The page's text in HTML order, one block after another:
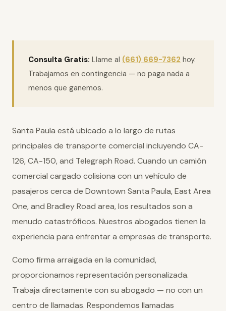
Consulta Gratis: Llame al (661) 669-7362 hoy.
Trabajamos en contingencia — no paga nada a
menos que ganemos.
Santa Paula está ubicado a lo largo de rutas
principales de transporte comercial incluyendo CA-
126, CA-150, and Telegraph Road. Cuando un camión
comercial cargado colisiona con un vehículo de
pasajeros cerca de Downtown Santa Paula, East Area
One, and Bradley Road area, los resultados son a
menudo catastróficos. Nuestros abogados tienen la
experiencia para enfrentar a empresas de transporte.
Como firma arraigada en la comunidad,
proporcionamos representación personalizada.
Trabaja directamente con su abogado — no con un
centro de llamadas. Respondemos llamadas